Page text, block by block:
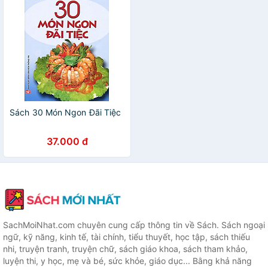
Sách 30 Món Ngon Đãi Tiệc
37.000 đ
SachMoiNhat.com chuyên cung cấp thông tin về Sách. Sách ngoại
ngữ, kỹ năng, kinh tế, tài chính, tiểu thuyết, học tập, sách thiếu
nhi, truyện tranh, truyện chữ, sách giáo khoa, sách tham khảo,
luyện thi, y học, mẹ và bé, sức khỏe, giáo dục... Bằng khả năng